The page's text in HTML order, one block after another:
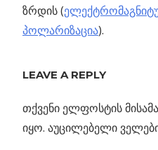
ზრდის (
პოლარიზაცია).
ნავიგაცია
Previous
12P/
ბრუკსის
იონური
LEAVE A REPLY
თქვენი ელფოსტის
იყო. აუცილებელი